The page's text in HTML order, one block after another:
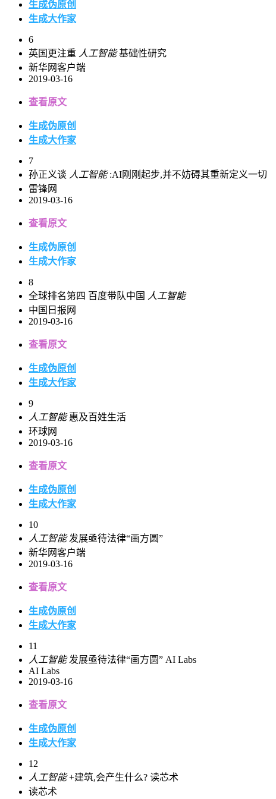
生成伪原创
生成大作家
6
英国更注重 人工智能基础性研究
新华网客户端
2019-03-16
查看原文
生成伪原创
生成大作家
7
孙正义谈 人工智能:AI刚刚起步,并不妨碍其重新定义一切
雷锋网
2019-03-16
查看原文
生成伪原创
生成大作家
8
全球排名第四 百度带队中国 人工智能
中国日报网
2019-03-16
查看原文
生成伪原创
生成大作家
9
人工智能惠及百姓生活
环球网
2019-03-16
查看原文
生成伪原创
生成大作家
10
人工智能发展亟待法律“画方圆”
新华网客户端
2019-03-16
查看原文
生成伪原创
生成大作家
11
人工智能发展亟待法律“画方圆” AI Labs
AI Labs
2019-03-16
查看原文
生成伪原创
生成大作家
12
人工智能+建筑,会产生什么? 读芯术
读芯术